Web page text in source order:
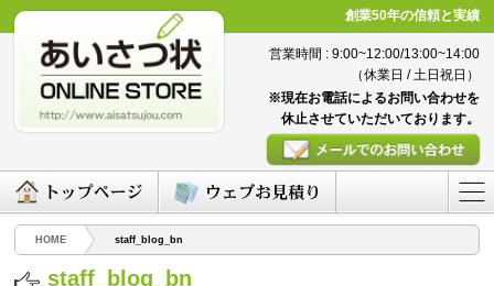
創業50年の信頼と実績
営業時間 : 9:00~12:00/13:00~14:00
（休業日 / 土日祝日）
※現在お電話によるお問い合わせを
休止させていただいております。
HOME staff_blog_bn
staff_blog_bn